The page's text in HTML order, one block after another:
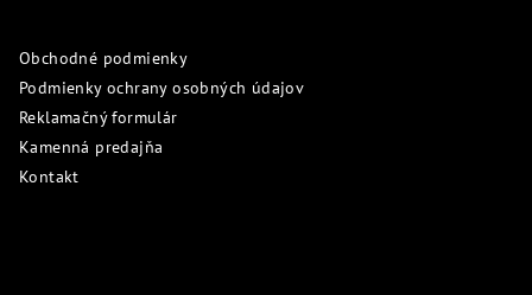
Obchodné podmienky
Podmienky ochrany osobných údajov
Reklamačný formulár
Kamenná predajňa
Kontakt